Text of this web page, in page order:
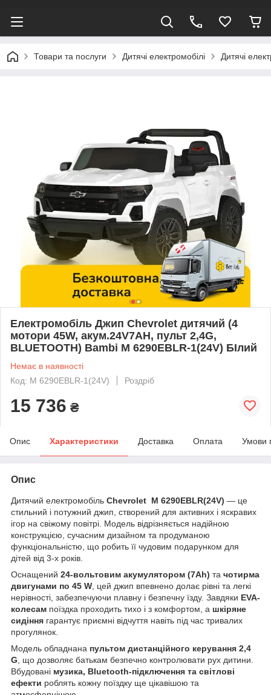
Товари та послуги Дитячі електромобілі Дитячі
Електромобіль Джип Chevrolet дитячий (4
мотори 45W, акум.24V7AH, пульт 2,4G,
BLUETOOTH) Bambi M 6290EBLR-1(24V) БІлий
Немає в наявності
Код: M 6290EBLR-1(24V)
Роздріб
15 736 ₴
Опис Характеристики Доставка Оплата Умови
Опис
Дитячий електромобіль Chevrolet M 6290EBLR(24V) — це
стильний і потужний джип, створений для активних і яскравих
ігор на свіжому повітрі. Модель відрізняється надійною
конструкцією, сучасним дизайном та продуманою
функціональністю, що робить її чудовим подарунком для
дітей від 3-х років.
Оснащений 24-вольтовим акумулятором (7Ah) та чотирма
двигунами по 45 W , цей джип впевнено долає рівні та легкі
нерівності, забезпечуючи плавну і безпечну їзду. Завдяки EVA-
колесам поїздка проходить тихо і з комфортом, а шкіряне
сидіння гарантує приємні відчуття навіть під час тривалих
прогулянок.
Модель обладнана пультом дистанційного керування 2,4
G , що дозволяє батькам безпечно контролювати рух дитини.
Вбудовані музика, Bluetooth-підключення та світлові
ефекти роблять кожну поїздку ще цікавішою та